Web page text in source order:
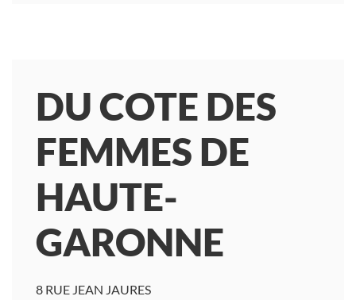
DU COTE DES
FEMMES DE
HAUTE-
GARONNE
8 RUE JEAN JAURES